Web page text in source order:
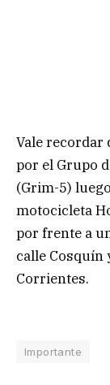
Vale recordar
por el Grupo
(Grim-5)
motocicleta
por frente a
calle Cosquín
Corrientes.
Importante